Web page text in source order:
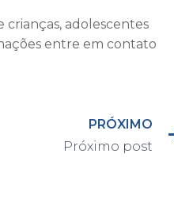
adolescentes
entre em contato
PRÓXIMO
Próximo post